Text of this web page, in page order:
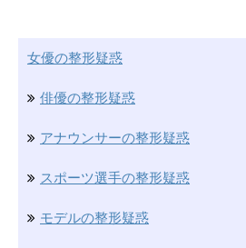
女優の整形疑惑
俳優の整形疑惑
アナウンサーの整形疑惑
スポーツ選手の整形疑惑
モデルの整形疑惑